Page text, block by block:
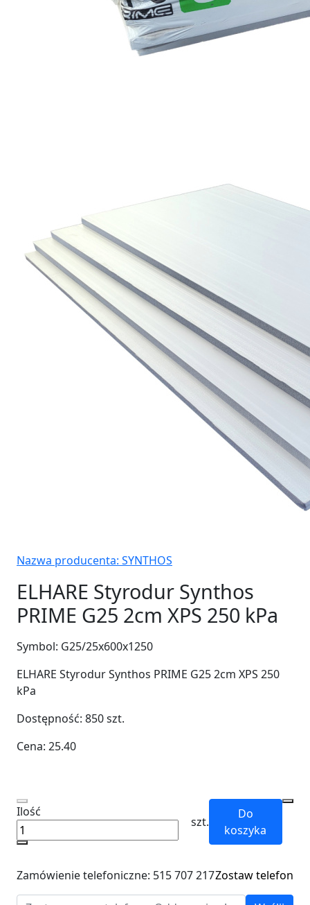
Nazwa producenta: SYNTHOS
ELHARE Styrodur Synthos
PRIME G25 2cm XPS 250 kPa
Symbol: G25/25x600x1250
ELHARE Styrodur Synthos PRIME G25 2cm XPS 250
kPa
Dostępność: 850szt.
Cena: 25.40
Ilość
szt.
Do
koszyka
Zamówienie telefoniczne: 515 707 217Zostaw telefon